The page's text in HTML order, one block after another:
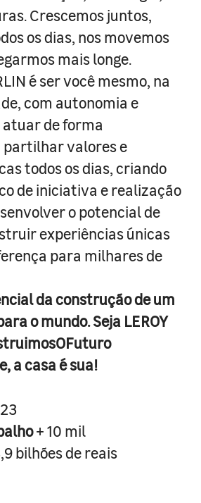
Crescemos juntos,
os dias, nos movemos
mais longe.
é ser você mesmo, na
com autonomia e
de forma
valores e
todos os dias, criando
de iniciativa e realização
o potencial de
experiências únicas
para milhares de
da construção de um
o mundo. Seja LEROY
a casa é sua!
+ 10 mil
bilhões de reais